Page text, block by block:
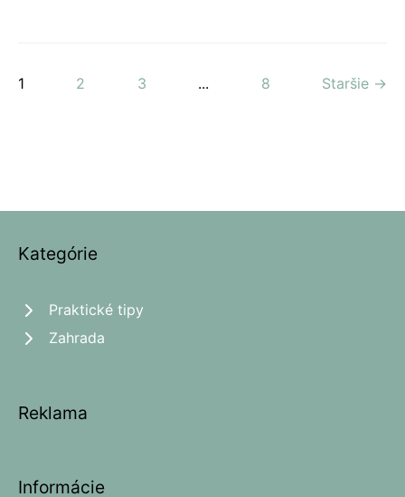
1 2 3 ... 8 Staršie →
Kategórie
Praktické tipy
Zahrada
Reklama
Informácie